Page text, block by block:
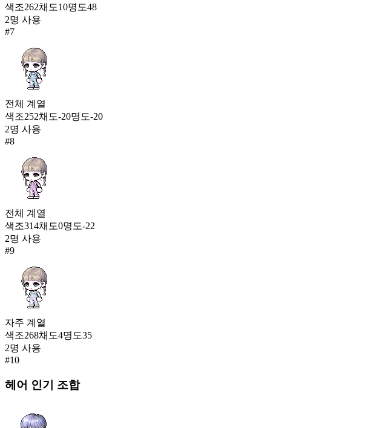
색조262채도10명도48
2명 사용
#7
전체 계열
색조252채도-20명도-20
2명 사용
#8
전체 계열
색조314채도0명도-22
2명 사용
#9
자주 계열
색조268채도4명도35
2명 사용
#10
헤어 인기 조합